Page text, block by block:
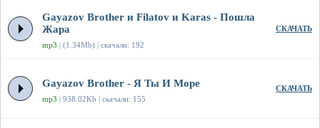
Gayazov Brother и Filatov и Karas - Пошла
Жара
mp3 | (1.34Mb) | скачали: 192
СКАЧАТЬ
Gayazov Brother - Я Ты И Море
mp3 | 938.02Kb | скачали: 155
СКАЧАТЬ